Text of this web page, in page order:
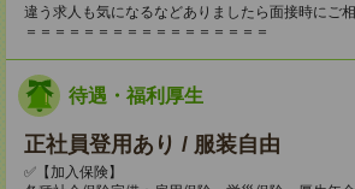
違う求人も気になるなどありましたら面接時にご相
＝＝＝＝＝＝＝＝＝＝＝＝＝＝＝＝＝
待遇・福利厚生
正社員登用あり / 服装自由
✅【加入保険】